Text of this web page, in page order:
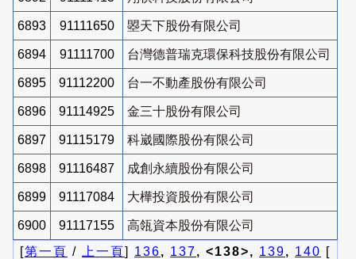
6893 91111650 曌天下股份有限公司
6894 91111700 台灣德普瑞克環保科技股份有限公司
6895 91112200 台一不動產股份有限公司
6896 91114925 金三十股份有限公司
6897 91115179 科崴國際股份有限公司
6898 91116487 成創永續股份有限公司
6899 91117084 大樺投資股份有限公司
6900 91117155
高瓴資本股份有限公司
[第一頁 / 上一頁] 136, 137, <138>, 139, 140 [